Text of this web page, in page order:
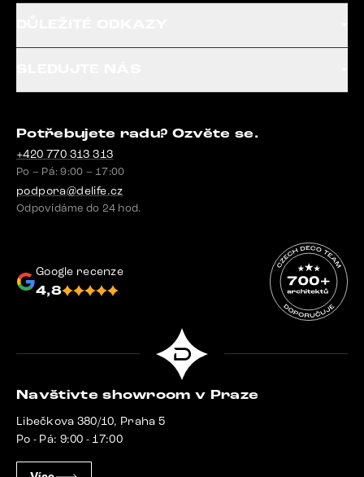
Potřebujete radu? Ozvěte se.
+420 770 313 313
Po – Pá: 9:00 – 17:00
podpora@delife.cz
Odpovídáme do 24 hod.
Google recenze
4,8
Navštivte showroom v Praze
Libečkova 380/10, Praha 5
Po - Pá: 9:00 - 17:00